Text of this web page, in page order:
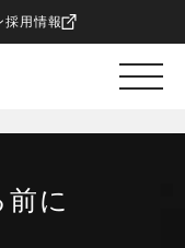
採用情報
に